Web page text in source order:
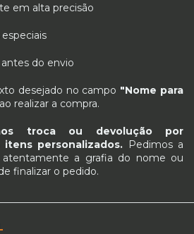
em alta precisão
do envio
desejado no campo "Nome para
ao realizar a compra.
troca ou devolução por
personalizados. Pedimos a
a grafia do nome ou
finalizar o pedido.